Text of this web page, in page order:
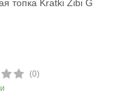
топка Kratki Zibi G
(0)